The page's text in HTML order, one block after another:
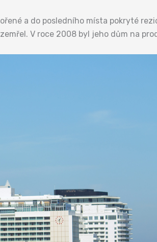
a do posledního místa pokryté
V roce 2008 byl jeho dům na